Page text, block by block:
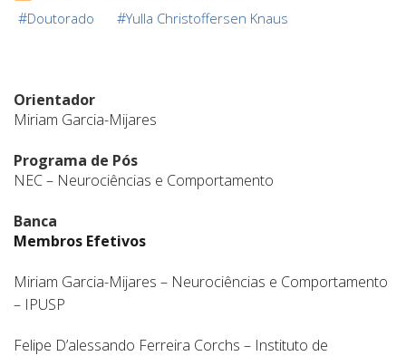
#Doutorado #Yulla Christoffersen Knaus
Orientador
Miriam Garcia-Mijares
Programa de Pós
NEC – Neurociências e Comportamento
Banca
Membros Efetivos
Miriam Garcia-Mijares – Neurociências e Comportamento
– IPUSP
Felipe D’alessando Ferreira Corchs – Instituto de